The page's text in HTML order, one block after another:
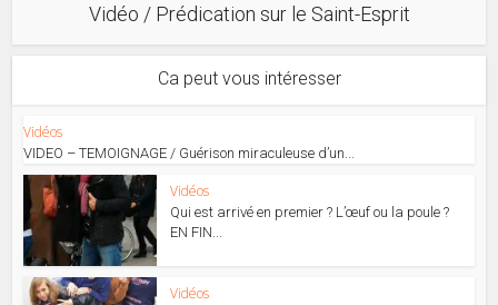
Vidéo / Prédication sur le Saint-Esprit
Ca peut vous intéresser
Vidéos
VIDEO – TEMOIGNAGE / Guérison miraculeuse d’un...
Vidéos
Qui est arrivé en premier ? L’œuf ou la poule ?
EN FIN...
Vidéos